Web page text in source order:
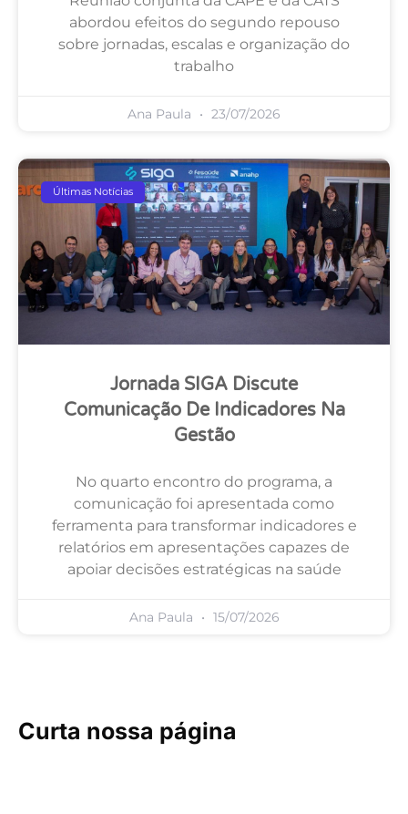
abordou efeitos do segundo repouso
sobre jornadas, escalas e organização do
trabalho
Ana Paula 23/07/2026
Últimas Notícias
Jornada SIGA Discute
Comunicação De Indicadores Na
Gestão
No quarto encontro do programa, a
comunicação foi apresentada como
ferramenta para transformar indicadores e
relatórios em apresentações capazes de
apoiar decisões estratégicas na saúde
Ana Paula 15/07/2026
Curta nossa página